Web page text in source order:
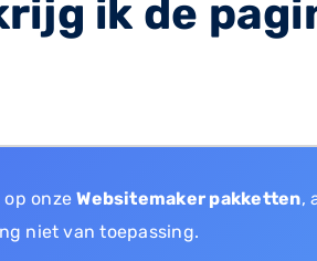
ik de
op onzeWebsitemaker pakketten,
niet van toepassing.